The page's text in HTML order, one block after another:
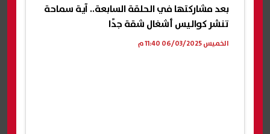
بعد مشاركتها في الحلقة السابعة.. آية سماحة
تنشر كواليس أشغال شقة جدًا
الخميس 06/03/2025 11:40 م